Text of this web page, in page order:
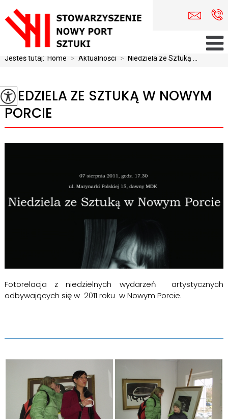
Jesteś tutaj: Home > Aktualności > Niedziela ze Sztuką ...
NIEDZIELA ZE SZTUKĄ W NOWYM
PORCIE
Fotorelacja z niedzielnych wydarzeń artystycznych
odbywających się w 2011 roku w Nowym Porcie.